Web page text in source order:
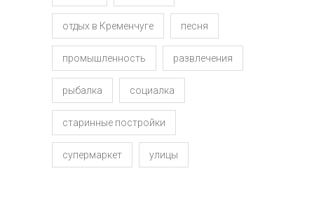
отдых в Кременчуге песня
промышленность развлечения
рыбалка социалка
старинные постройки
супермаркет улицы